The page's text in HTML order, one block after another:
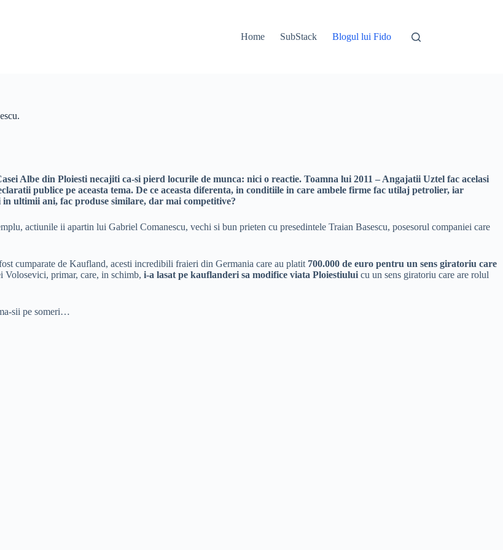
Home
SubStack Blogul lui Fido
Albe din Ploiesti necajiti ca-si pierd locurile de munca: nici o reactie. Toamna lui 2011 – Angajatii Uztel fac acelasi
publice pe aceasta tema. De ce aceasta diferenta, in conditiile in care ambele firme fac utilaj petrolier, iar
ultimii ani, fac produse similare, dar mai competitive?
actiunile ii apartin lui Gabriel Comanescu, vechi si bun prieten cu presedintele Traian Basescu, posesorul companiei care
cumparate de Kaufland, acesti incredibili fraieri din Germania care au platit 700.000 de euro pentru un sens giratoriu care
primar, care, in schimb, i-a lasat pe kauflanderi sa modifice viata Ploiestiului cu un sens giratoriu care are rolul
sii pe someri…